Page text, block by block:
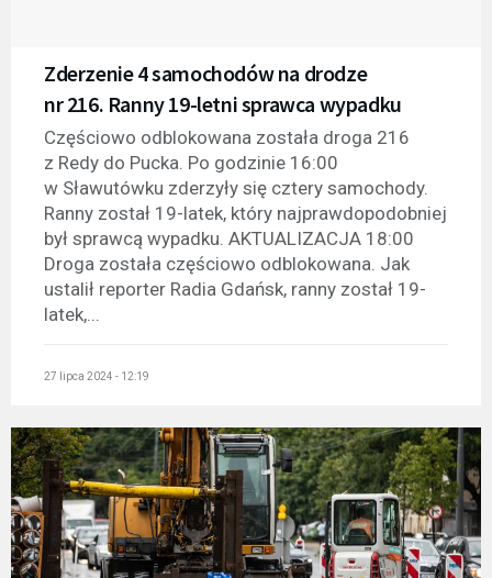
Zderzenie 4 samochodów na drodze
nr 216. Ranny 19-letni sprawca wypadku
Częściowo odblokowana została droga 216
z Redy do Pucka. Po godzinie 16:00
w Sławutówku zderzyły się cztery samochody.
Ranny został 19-latek, który najprawdopodobniej
był sprawcą wypadku. AKTUALIZACJA 18:00
Droga została częściowo odblokowana. Jak
ustalił reporter Radia Gdańsk, ranny został 19-
latek,...
27 lipca 2024 - 12:19